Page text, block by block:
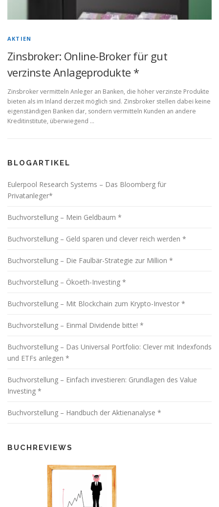
AKTIEN
Zinsbroker: Online-Broker für gut
verzinste Anlageprodukte *
Zinsbroker vermitteln Anleger an Banken, die höher verzinste Produkte
bieten als im Inland derzeit möglich sind. Zinsbroker stellen dabei keine
eigenständigen Banken dar, sondern vermitteln Kunden an andere
Kreditinstitute, überwiegend …
BLOGARTIKEL
Eulerpool Research Systems – Das Bloomberg für
Privatanleger*
Buchvorstellung – Mein Geldbaum *
Buchvorstellung – Geld sparen und clever reich werden *
Buchvorstellung – Die Faulbär-Strategie zur Million *
Buchvorstellung – Ökoeth-Investing *
Buchvorstellung – Mit Blockchain zum Krypto-Investor *
Buchvorstellung – Einmal Dividende bitte! *
Buchvorstellung – Das Universal Portfolio: Clever mit Indexfonds
und ETFs anlegen *
Buchvorstellung – Einfach investieren: Grundlagen des Value
Investing *
Buchvorstellung – Handbuch der Aktienanalyse *
BUCHREVIEWS